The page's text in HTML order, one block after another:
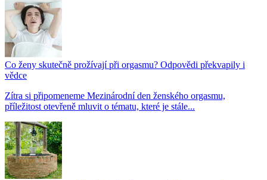
Co ženy skutečně prožívají při orgasmu? Odpovědi překvapily i
vědce
Zítra si připomeneme Mezinárodní den ženského orgasmu,
příležitost otevřeně mluvit o tématu, které je stále...